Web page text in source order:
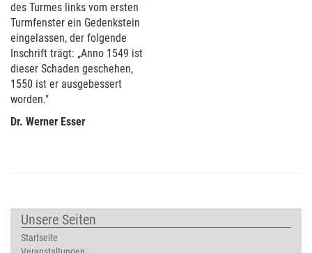
des Turmes links vom ersten
Turmfenster ein Gedenkstein
eingelassen, der folgende
Inschrift trägt: „Anno 1549 ist
dieser Schaden geschehen,
1550 ist er ausgebessert
worden."
Dr. Werner Esser
Unsere Seiten
Startseite